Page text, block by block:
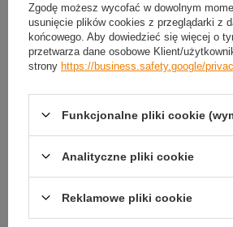
Sprawdź, w którym sklepie obejrzysz i
Bezpieczne zakupy
odbioru
Zgodę możesz wycofać w dowolnym
usunięcie plików cookies z przeglądarki z
końcowego. Aby dowiedzieć się więcej o
przetwarza dane osobowe Klient/
strony https://business.safety.google/
Funkcjonalne pliki cookie
Analityczne pliki cookie
Reklamowe pliki cookie